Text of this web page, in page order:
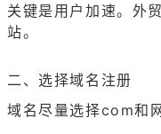
关键是用户加速。外
站。
二、选择域名注册
域名尽量选择com和